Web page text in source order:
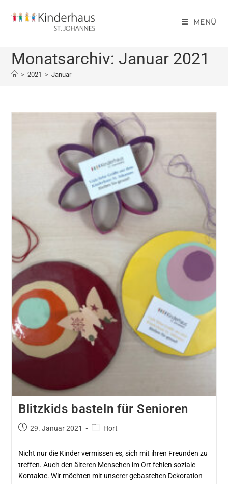
MENÜ
Monatsarchiv: Januar 2021
> 2021 > Januar
Blitzkids basteln für Senioren
29. Januar 2021 Hort
Nicht nur die Kinder vermissen es, sich mit ihren Freunden zu
treffen. Auch den älteren Menschen im Ort fehlen soziale
Kontakte. Wir möchten mit unserer gebastelten Dekoration